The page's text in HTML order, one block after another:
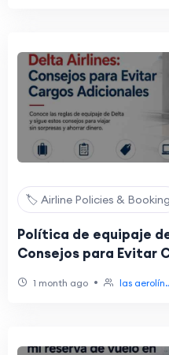
🏷️ Airline Policies & Booking
Política de equipaje
Consejos para Evitar
1 month ago • las